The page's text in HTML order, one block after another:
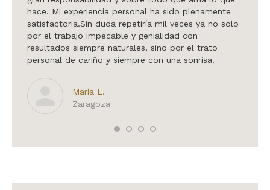
hace. Mi experiencia personal ha sido plenamente
satisfactoria.Sin duda repetiría mil veces ya no solo
por el trabajo impecable y genialidad con
resultados siempre naturales, sino por el trato
personal de cariño y siempre con una sonrisa.
María L.
Zaragoza